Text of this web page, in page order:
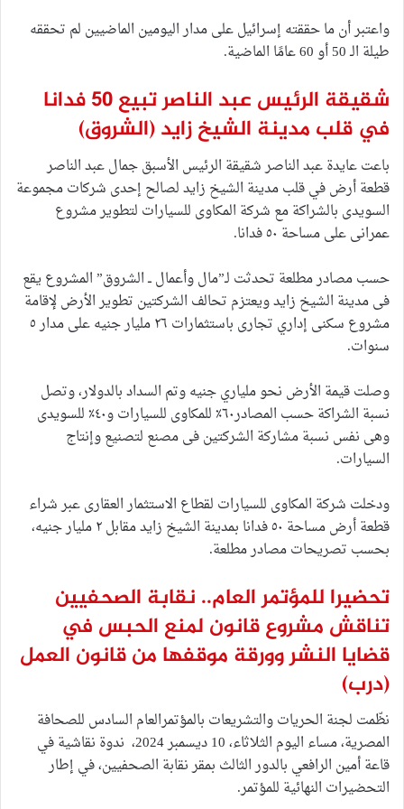
واعتبر أن ما حققته إسرائيل على مدار اليومين الماضيين لم تحققه
طيلة الـ 50 أو 60 عامًا الماضية.
شقيقة الرئيس عبد الناصر تبيع ٥٠ فدانا
في قلب مدينة الشيخ زايد(الشروق)
باعت عايدة عبد الناصر شقيقة الرئيس الأسبق جمال عبد الناصر
قطعة أرض في قلب مدينة الشيخ زايد لصالح إحدى شركات مجموعة
السويدى بالشراكة مع شركة المكاوى للسيارات لتطوير مشروع
عمرانى على مساحة ٥٠ فدانا.
حسب مصادر مطلعة تحدثت لـ”مال وأعمال ــ الشروق” المشروع يقع
فى مدينة الشيخ زايد ويعتزم تحالف الشركتين تطوير الأرض لإقامة
مشروع سكنى إداري تجارى باستثمارات ٢٦ مليار جنيه على مدار ٥
سنوات.
وصلت قيمة الأرض نحو ملياري جنيه وتم السداد بالدولار، وتصل
نسبة الشراكة حسب المصادر٦٠٪ للمكاوى للسيارات و٤٠٪ للسويدى
وهى نفس نسبة مشاركة الشركتين فى مصنع لتصنيع وإنتاج
السيارات.
ودخلت شركة المكاوى للسيارات لقطاع الاستثمار العقارى عبر شراء
قطعة أرض مساحة ٥٠ فدانا بمدينة الشيخ زايد مقابل ٢ مليار جنيه،
بحسب تصريحات مصادر مطلعة.
تحضيرا للمؤتمر العام.. نقابة الصحفيين
تناقش مشروع قانون لمنع الحبس في
قضايا النشر وورقة موقفها من قانون العمل
(درب)
نظّمت لجنة الحريات والتشريعات بالمؤتمرالعام السادس للصحافة
المصرية، مساء اليوم الثلاثاء، 10 ديسمبر 2024، ندوة نقاشية في
قاعة أمين الرافعي بالدور الثالث بمقر نقابة الصحفيين، في إطار
التحضيرات النهائية للمؤتمر.